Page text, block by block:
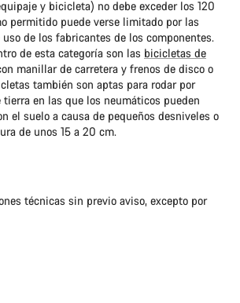
y bicicleta) no debe exceder los 120
permitido puede verse limitado por las
uso de los fabricantes de los componentes.
de esta categoría son las bicicletas de
manillar de carretera y frenos de disco o
también son aptas para rodar por
en las que los neumáticos pueden
el suelo a causa de pequeños desniveles o
de unos 15 a 20 cm.
técnicas sin previo aviso, excepto por